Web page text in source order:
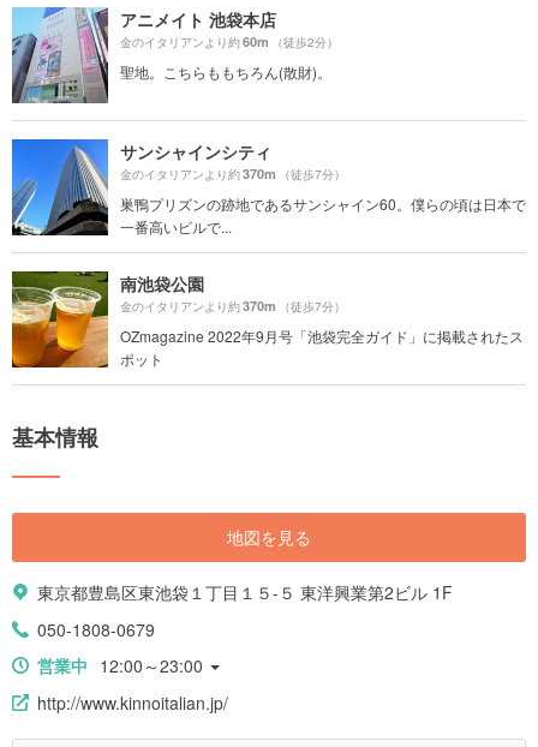
アニメイト 池袋本店
金のイタリアンより約60m （徒歩2分）
聖地。こちらももちろん(散財)。
サンシャインシティ
金のイタリアンより約370m （徒歩7分）
巣鴨プリズンの跡地であるサンシャイン60。僕らの頃は日本で
一番高いビルで...
南池袋公園
金のイタリアンより約370m （徒歩7分）
OZmagazine 2022年9月号「池袋完全ガイド」に掲載されたス
ポット
基本情報
地図を見る
東京都豊島区東池袋１丁目１５-５ 東洋興業第2ビル 1F
050-1808-0679
営業中 12:00～23:00
http://www.kinnoitalian.jp/